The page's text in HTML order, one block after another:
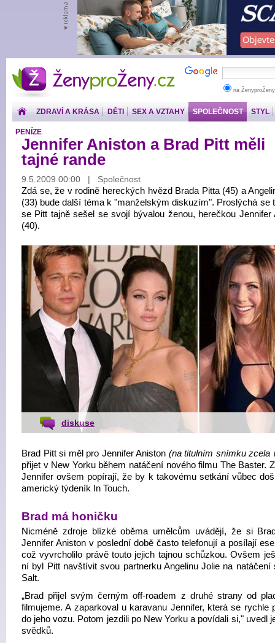
ŽenyproŽeny.cz
na
ZDRAVÍ A KRÁSA DĚTI SEX A VZTAHY SPOLEČNOST STYL
PENÍZE
Jennifer Aniston a Brad Pitt měli
tajné rande
9.5.2009 00:00 | Společnost
Zdá se, že v rodině hereckých hvězd Brada Pitta (45) a
(33) bude další téma k "manželským diskuzím". Proslýchá se
se Pitt tajně sešel se svojí bývalou ženou, herečkou Jennifer
(40).
diskuse
Brad Pitt si měl pro Jennifer Aniston (na titulním snímku zcela
přijet v New Yorku během natáčení nového filmu The Baster.
Jennifer ovšem popírají, že by k takovému setkání vůbec
americký týdeník In Touch.
Brad má honičku
Nicméně zdroje blízké oběma umělcům uvádějí, že si
Jennifer Aniston v poslední době často telefonují a posílají
což vyvrcholilo právě touto jejich tajnou schůzkou. Ovšem
ní byl Pitt navštívit svou partnerku Angelinu Jolie na natáčení
Salt.
„Brad přijel svým černým off-roadem z druhé strany od
filmujeme. A zaparkoval u karavanu Jennifer, která se rychle
do jeho vozu. Potom jezdili po New Yorku a povídali si," uvedl
svědků.